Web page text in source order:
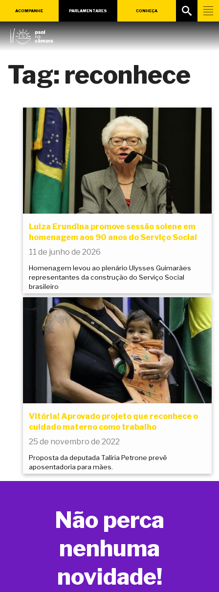
ACOMPANHE PARLAMENTARES CONHEÇA
Tag: reconhece
Luiza Erundina promove sessão solene em
homenagem aos 90 anos do Serviço Social
11 de junho de 2026
Homenagem levou ao plenário Ulysses Guimarães
representantes da construção do Serviço Social
brasileiro
Vitória! Aprovado projeto que reconhece o
cuidado materno como trabalho
25 de novembro de 2022
Proposta da deputada Talíria Petrone prevê
aposentadoria para mães.
Não perca
nenhuma
novidade!